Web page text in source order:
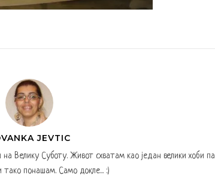
JEVTIC
Велику Суботу. Живот схватам као један велики хоби па
тако понашам. Само докле... :)